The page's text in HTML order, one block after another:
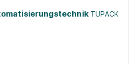
TUPACK